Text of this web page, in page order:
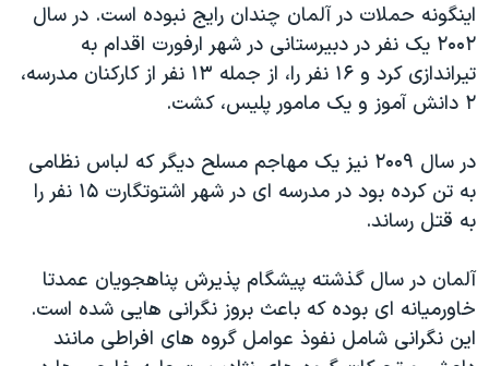
اینگونه حملات در آلمان چندان رایج نبوده است. در سال
۲۰۰۲ یک نفر در دبیرستانی در شهر ارفورت اقدام به
تیراندازی کرد و ۱۶ نفر را، از جمله ۱۳ نفر از کارکنان مدرسه،
۲ دانش آموز و یک مامور پلیس، کشت.
در سال ۲۰۰۹ نیز یک مهاجم مسلح دیگر که لباس نظامی
به تن کرده بود در مدرسه ای در شهر اشتوتگارت ۱۵ نفر را
به قتل رساند.
آلمان در سال گذشته پیشگام پذیرش پناهجویان عمدتا
خاورمیانه ای بوده که باعث بروز نگرانی هایی شده است.
این نگرانی شامل نفوذ عوامل گروه های افراطی مانند